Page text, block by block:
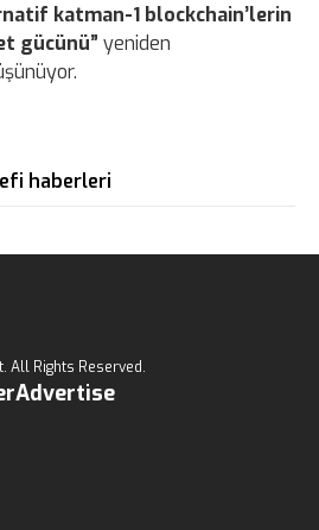
katman-1 blockchain’lerin
gücünü” yeniden
haberleri
All Rights Reserved.
Advertise